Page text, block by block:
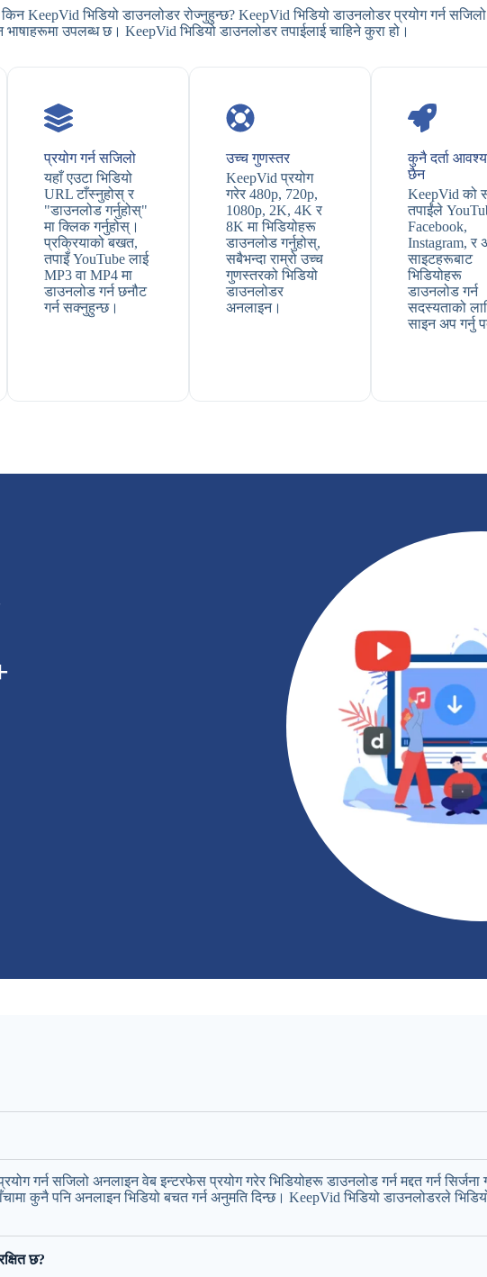
KeepVid भिडियो डाउनलोडर रोज्नुहुन्छ? KeepVid भिडियो डाउनलोडर प्रयोग गर्न
भाषाहरूमा उपलब्ध छ। KeepVid भिडियो डाउनलोडर तपाईलाई चाहिने कुरा हो।
प्रयोग गर्न सजिलो
यहाँ एउटा भिडियो
URL टाँस्नुहोस् र
"डाउनलोड गर्नुहोस्"
मा क्लिक गर्नुहोस्।
प्रक्रियाको बखत,
तपाइँ YouTube लाई
MP3 वा MP4 मा
डाउनलोड गर्न छनौट
गर्न सक्नुहुन्छ।
उच्च गुणस्तर
KeepVid प्रयोग
गरेर 480p, 720p,
1080p, 2K, 4K र
8K मा भिडियोहरू
डाउनलोड गर्नुहोस्,
सबैभन्दा राम्रो उच्च
गुणस्तरको भिडियो
डाउनलोडर
अनलाइन।
कुनै दर्ता
छैन
KeepVid को
तपाईंले
Facebook,
Instagram, र
साइटहरूबाट
भिडियोहरू
डाउनलोड गर्न
सदस्यताको
साइन अप गर्नु
गर्न सजिलो अनलाइन वेब इन्टरफेस प्रयोग गरेर भिडियोहरू डाउनलोड गर्न मद्दत गर्न सिर्जना
कुनै पनि अनलाइन भिडियो बचत गर्न अनुमति दिन्छ। KeepVid भिडियो डाउनलोडरले
छ?